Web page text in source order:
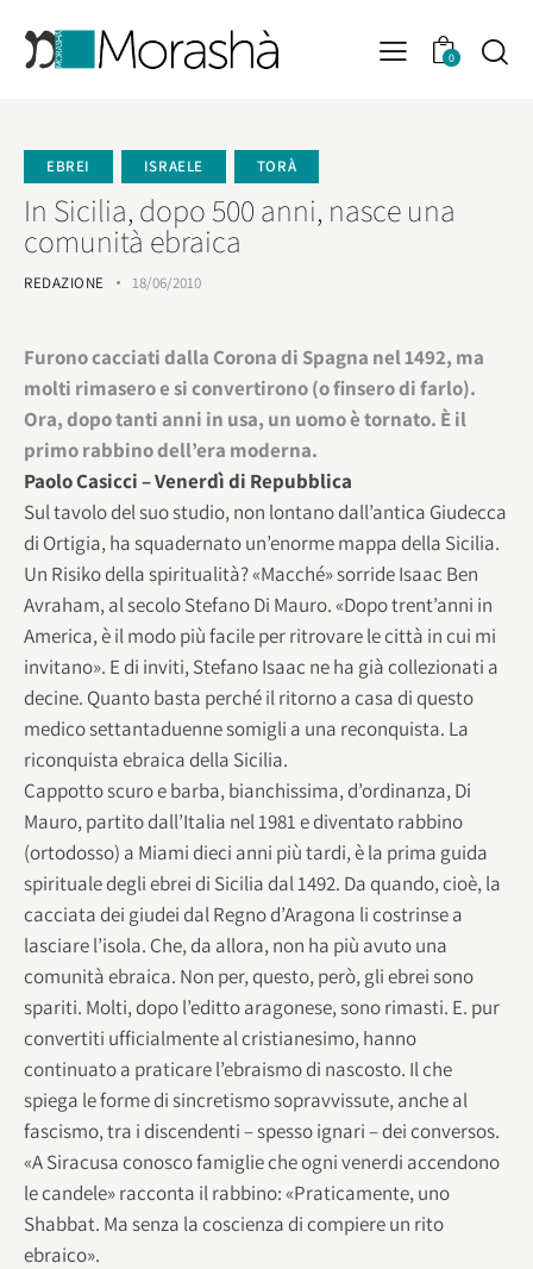
0
EBREI ISRAELE TORÀ
In Sicilia, dopo 500 anni, nasce una
comunità ebraica
REDAZIONE 18/06/2010
Furono cacciati dalla Corona di Spagna nel 1492, ma
molti rimasero e si convertirono (o finsero di farlo).
Ora, dopo tanti anni in usa, un uomo è tornato. È il
primo rabbino dell’era moderna.
Paolo Casicci – Venerdì di Repubblica
Sul tavolo del suo studio, non lontano dall’antica Giudecca
di Ortigia, ha squadernato un’enorme mappa della Sicilia.
Un Risiko della spiritualità? «Macché» sorride Isaac Ben
Avraham, al secolo Stefano Di Mauro. «Dopo trent’anni in
America, è il modo più facile per ritrovare le città in cui mi
invitano». E di inviti, Stefano Isaac ne ha già collezionati a
decine. Quanto basta perché il ritorno a casa di questo
medico settantaduenne somigli a una reconquista. La
riconquista ebraica della Sicilia.
Cappotto scuro e barba, bianchissima, d’ordinanza, Di
Mauro, partito dall’Italia nel 1981 e diventato rabbino
(ortodosso) a Miami dieci anni più tardi, è la prima guida
spirituale degli ebrei di Sicilia dal 1492. Da quando, cioè, la
cacciata dei giudei dal Regno d’Aragona li costrinse a
lasciare l’isola. Che, da allora, non ha più avuto una
comunità ebraica. Non per, questo, però, gli ebrei sono
spariti. Molti, dopo l’editto aragonese, sono rimasti. E. pur
convertiti ufficialmente al cristianesimo, hanno
continuato a praticare l’ebraismo di nascosto. Il che
spiega le forme di sincretismo sopravvissute, anche al
fascismo, tra i discendenti – spesso ignari – dei conversos.
«A Siracusa conosco famiglie che ogni venerdi accendono
le candele» racconta il rabbino: «Praticamente, uno
Shabbat. Ma senza la coscienza di compiere un rito
ebraico».